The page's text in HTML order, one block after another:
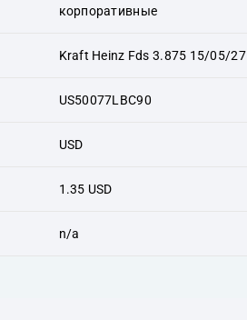
корпоративные
Kraft Heinz Fds 3.875 15/05/27
US50077LBC90
USD
1.35 USD
n/a